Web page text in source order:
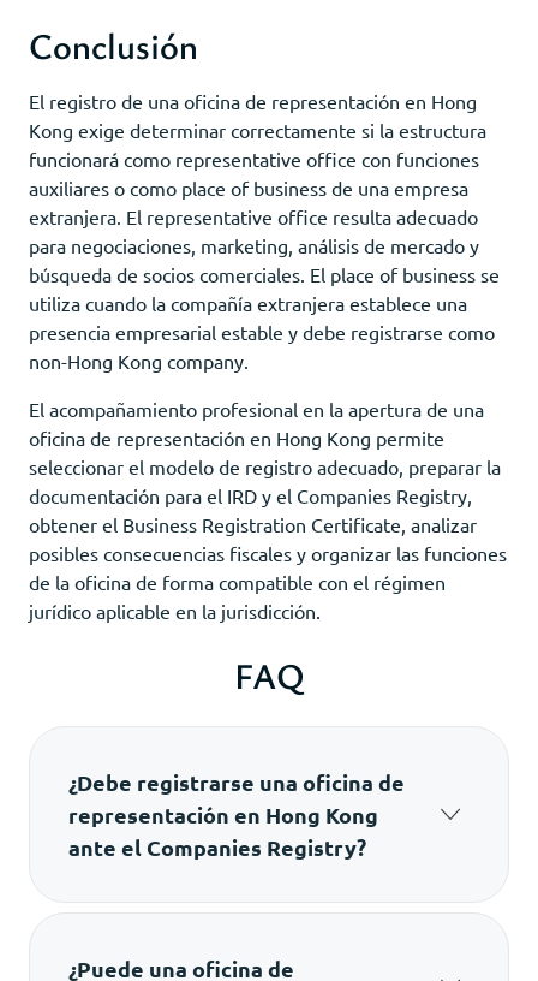
Conclusión
El registro de una oficina de representación en Hong
Kong exige determinar correctamente si la estructura
funcionará como representative office con funciones
auxiliares o como place of business de una empresa
extranjera. El representative office resulta adecuado
para negociaciones, marketing, análisis de mercado y
búsqueda de socios comerciales. El place of business se
utiliza cuando la compañía extranjera establece una
presencia empresarial estable y debe registrarse como
non-Hong Kong company.
El acompañamiento profesional en la apertura de una
oficina de representación en Hong Kong permite
seleccionar el modelo de registro adecuado, preparar la
documentación para el IRD y el Companies Registry,
obtener el Business Registration Certificate, analizar
posibles consecuencias fiscales y organizar las funciones
de la oficina de forma compatible con el régimen
jurídico aplicable en la jurisdicción.
FAQ
¿Debe registrarse una oficina de
representación en Hong Kong
ante el Companies Registry?
únicamente desarrolla actividades de
investigación de mercado o mantenimiento de
¿Puede una oficina de